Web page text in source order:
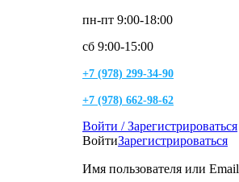
пн-пт 9:00-18:00
сб 9:00-15:00
+7 (978) 299-34-90
+7 (978) 662-98-62
Войти / Зарегистрироваться
ВойтиЗарегистрироваться
Имя пользователя или Email